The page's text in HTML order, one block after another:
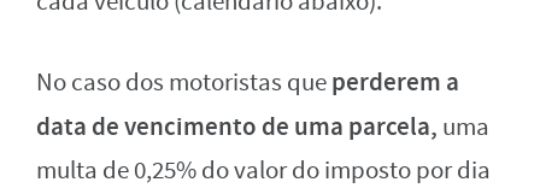
No caso dos motoristas queperderem a
data de vencimento de uma parcela, uma
multa de 0,25% do valor do imposto por dia